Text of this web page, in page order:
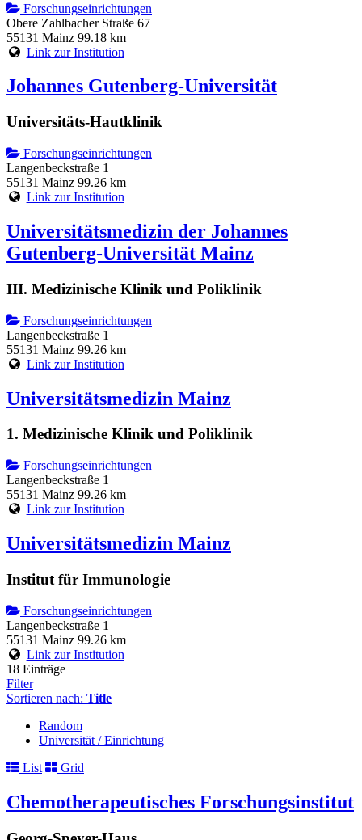
Forschungseinrichtungen
Obere Zahlbacher Straße 67
55131 Mainz 99.18 km
Link zur Institution
Johannes Gutenberg-Universität
Universitäts-Hautklinik
Forschungseinrichtungen
Langenbeckstraße 1
55131 Mainz 99.26 km
Link zur Institution
Universitätsmedizin der Johannes
Gutenberg-Universität Mainz
III. Medizinische Klinik und Poliklinik
Forschungseinrichtungen
Langenbeckstraße 1
55131 Mainz 99.26 km
Link zur Institution
Universitätsmedizin Mainz
1. Medizinische Klinik und Poliklinik
Forschungseinrichtungen
Langenbeckstraße 1
55131 Mainz 99.26 km
Link zur Institution
Universitätsmedizin Mainz
Institut für Immunologie
Forschungseinrichtungen
Langenbeckstraße 1
55131 Mainz 99.26 km
Link zur Institution
18 Einträge
Filter
Sortieren nach: Title
Random
Universität / Einrichtung
List
Grid
Chemotherapeutisches Forschungsinstitut